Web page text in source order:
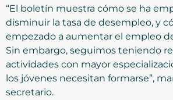
“El boletín muestra cómo se ha
disminuir la tasa de desempleo, y
empezado a aumentar el empleo
Sin embargo, seguimos teniendo
actividades con mayor
los jóvenes necesitan formarse”,
secretario.